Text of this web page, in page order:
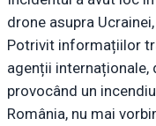
drone asupra
Potrivit informațiilor
agenții internaționale,
provocând un
România, nu mai